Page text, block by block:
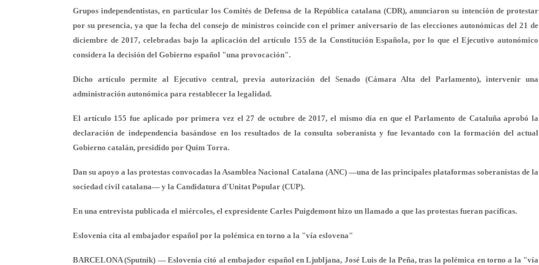
Grupos independentistas, en particular los Comités de Defensa de la República catalana (CDR), anunciaron su intención de protestar
por su presencia, ya que la fecha del consejo de ministros coincide con el primer aniversario de las elecciones autonómicas del 21 de
diciembre de 2017, celebradas bajo la aplicación del artículo 155 de la Constitución Española, por lo que el Ejecutivo autonómico
considera la decisión del Gobierno español "una provocación".
Dicho artículo permite al Ejecutivo central, previa autorización del Senado (Cámara Alta del Parlamento), intervenir una
administración autonómica para restablecer la legalidad.
El artículo 155 fue aplicado por primera vez el 27 de octubre de 2017, el mismo día en que el Parlamento de Cataluña aprobó la
declaración de independencia basándose en los resultados de la consulta soberanista y fue levantado con la formación del actual
Gobierno catalán, presidido por Quim Torra.
Dan su apoyo a las protestas convocadas la Asamblea Nacional Catalana (ANC) —una de las principales plataformas soberanistas de la
sociedad civil catalana— y la Candidatura d'Unitat Popular (CUP).
En una entrevista publicada el miércoles, el expresidente Carles Puigdemont hizo un llamado a que las protestas fueran pacíficas.
Eslovenia cita al embajador español por la polémica en torno a la "vía eslovena"
BARCELONA (Sputnik) — Eslovenia citó al embajador español en Ljubljana, José Luis de la Peña, tras la polémica en torno a la "vía